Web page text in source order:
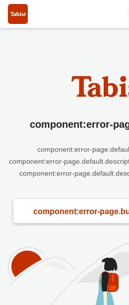
component:error-
component:error-
component:error-
component:error-
component:error-